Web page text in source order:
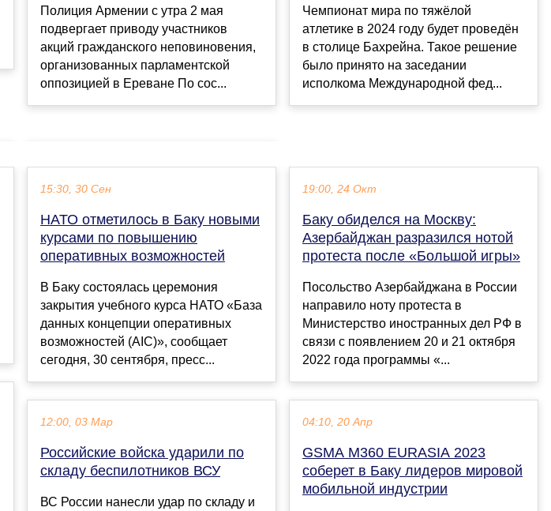
Полиция Армении с утра 2 мая
подвергает приводу участников
акций гражданского неповиновения,
организованных парламентской
оппозицией в Ереване По сос...
Чемпионат мира по тяжëлой
атлетике в 2024 году будет проведëн
в столице Бахрейна. Такое решение
было принято на заседании
исполкома Международной фед...
15:30, 30 Сен
НАТО отметилось в Баку новыми
курсами по повышению
оперативных возможностей
В Баку состоялась церемония
закрытия учебного курса НАТО «База
данных концепции оперативных
возможностей (AIC)», сообщает
сегодня, 30 сентября, пресс...
12:00, 03 Мар
Российские войска ударили по
складу беспилотников ВСУ
ВС России нанесли удар по складу и
19:00, 24 Окт
Баку обиделся на Москву:
Азербайджан разразился нотой
протеста после «Большой игры»
Посольство Азербайджана в России
направило ноту протеста в
Министерство иностранных дел РФ в
связи с появлением 20 и 21 октября
2022 года программы «...
04:10, 20 Апр
GSMA M360 EURASIA 2023
соберет в Баку лидеров мировой
мобильной индустрии